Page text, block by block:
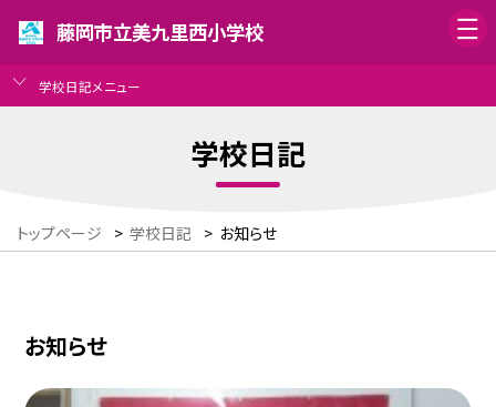
藤岡市立美九里西小学校
学校日記メニュー
学校日記
トップページ > 学校日記 > お知らせ
お知らせ